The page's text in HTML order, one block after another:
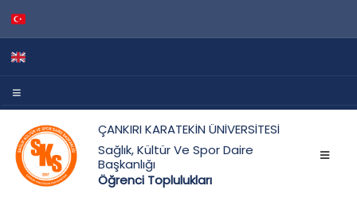
ÇANKIRI KARATEKİN ÜNİVERSİTESİ
Sağlık, Kültür Ve Spor Daire
Başkanlığı
Öğrenci Toplulukları